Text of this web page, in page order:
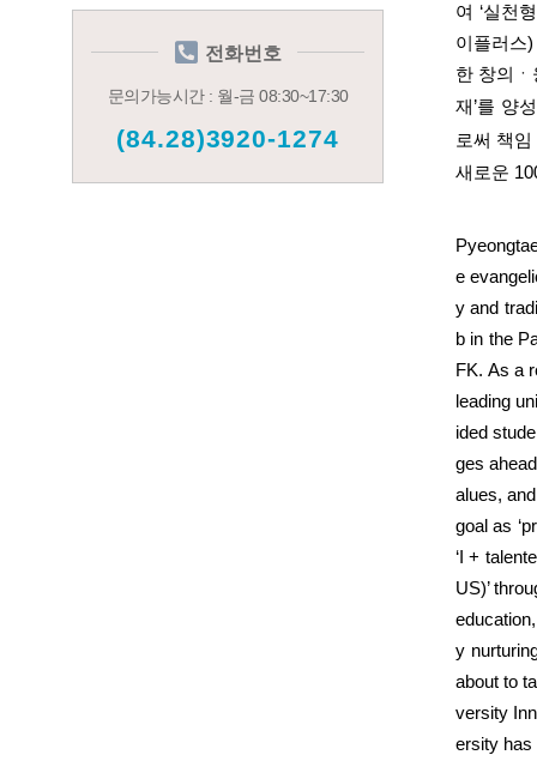
전화번호
문의가능시간 : 월-금 08:30~17:30
(84.28)3920-1274
여 ‘실천
이플러스
한 창의
재’를 양
로써 책
새로운
e
y and
b in the
FK.As a
leading
ided
ges
alues,
goal as
‘I +
US)’
y
about to
versity
ersity has